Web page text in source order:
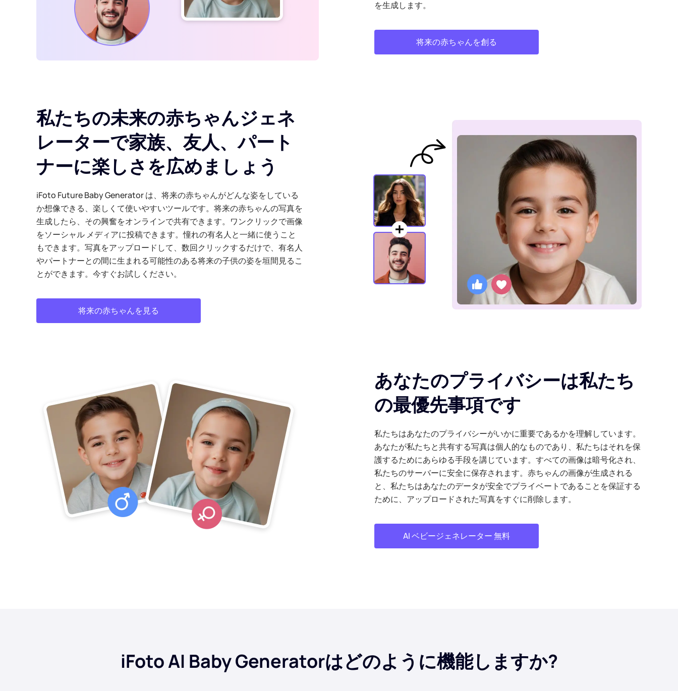
iFoto AI Baby Generatorはどのように機能しますか?
を生成します。
将来の赤ちゃんを創る
私たちの未来の赤ちゃんジェネ
レーターで家族、友人、パート
ナーに楽しさを広めましょう
iFoto Future Baby Generator は、将来の赤ちゃんがどんな姿をしている
か想像できる、楽しくて使いやすいツールです。将来の赤ちゃんの写真を
生成したら、その興奮をオンラインで共有できます。ワンクリックで画像
をソーシャル メディアに投稿できます。憧れの有名人と一緒に使うこと
もできます。写真をアップロードして、数回クリックするだけで、有名人
やパートナーとの間に生まれる可能性のある将来の子供の姿を垣間見るこ
とができます。今すぐお試しください。
将来の赤ちゃんを見る
あなたのプライバシーは私たち
の最優先事項です
私たちはあなたのプライバシーがいかに重要であるかを理解しています。
あなたが私たちと共有する写真は個人的なものであり、私たちはそれを保
護するためにあらゆる手段を講じています。すべての画像は暗号化され、
私たちのサーバーに安全に保存されます。赤ちゃんの画像が生成される
と、私たちはあなたのデータが安全でプライベートであることを保証する
ために、アップロードされた写真をすぐに削除します。
AI ベビージェネレーター 無料